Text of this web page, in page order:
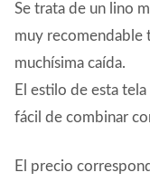
Se trata de un lino
muy recomendable
muchísima caída.
El estilo de esta
fácil de combinar
El precio